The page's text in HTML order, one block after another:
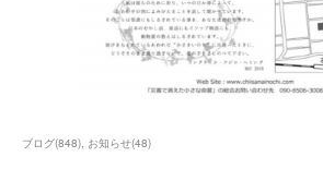
ブログ(848) お知らせ(48)